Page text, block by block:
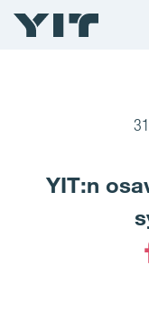
YIT:n